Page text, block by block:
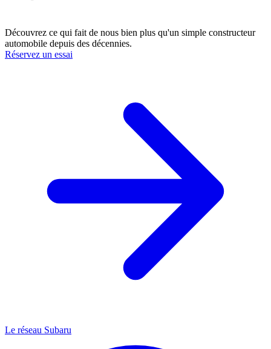
Découvrez ce qui fait de nous bien plus qu'un simple constructeur
automobile depuis des décennies.
Réservez un essai
Le réseau Subaru